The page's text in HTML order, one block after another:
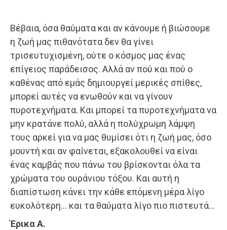
Βέβαια, όσα θαύματα και αν κάνουμε ή βιώσουμε
η ζωή μας πιθανότατα δεν θα γίνει
τρισευτυχισμένη, ούτε ο κόσμος μας ένας
επίγειος παράδεισος. Αλλά αν πού και πού ο
καθένας από εμάς δημιουργεί μερικές σπίθες,
μπορεί αυτές να ενωθούν και να γίνουν
πυροτεχνήματα. Και μπορεί τα πυροτεχνήματα να
μην κρατάνε πολύ, αλλά η πολύχρωμη λάμψη
τους αρκεί για να μας θυμίσει ότι η ζωή μας, όσο
μουντή και αν φαίνεται, εξακολουθεί να είναι
ένας καμβάς που πάνω του βρίσκονται όλα τα
χρώματα του ουράνιου τόξου. Και αυτή η
διαπίστωση κάνει την κάθε επόμενη μέρα λίγο
ευκολότερη… και τα θαύματα λίγο πιο πιστευτά…
Έρικα Α.